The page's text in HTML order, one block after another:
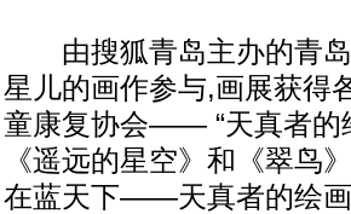
由搜狐青岛主办的青岛
星儿的画作参与,画展获得
童康复协会—— “天真者的
《遥远的星空》和《翠鸟
在蓝天下——天真者的绘画